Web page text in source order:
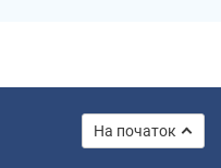
На початок